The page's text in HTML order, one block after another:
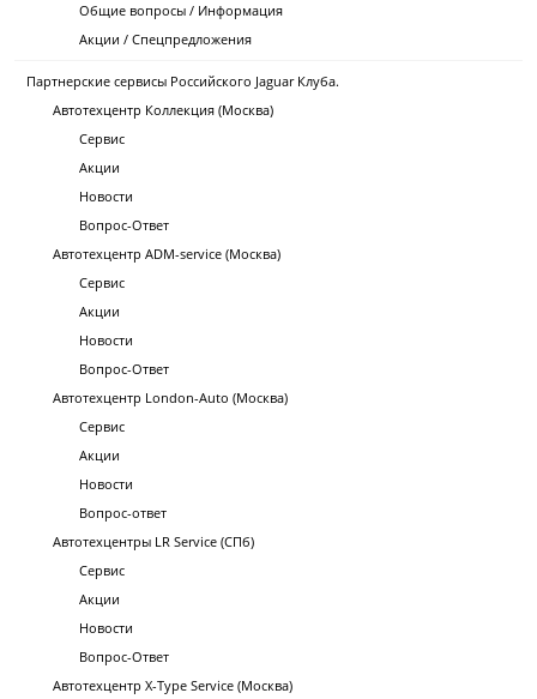
Общие вопросы / Информация
Акции / Спецпредложения
Партнерские сервисы Российского Jaguar Клуба.
Автотехцентр Коллекция (Москва)
Сервис
Акции
Новости
Вопрос-Ответ
Автотехцентр ADM-service (Москва)
Сервис
Акции
Новости
Вопрос-Ответ
Автотехцентр London-Auto (Москва)
Сервис
Акции
Новости
Вопрос-ответ
Автотехцентры LR Service (СПб)
Сервис
Акции
Новости
Вопрос-Ответ
Автотехцентр X-Type Service (Москва)